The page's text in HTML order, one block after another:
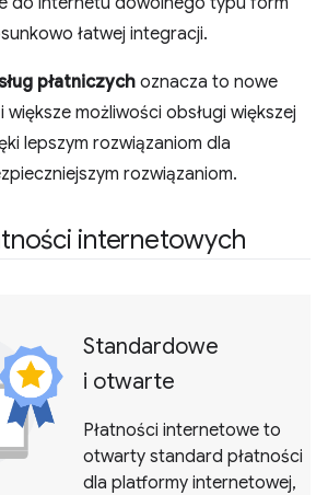
łatwej integracji.
płatniczych oznacza to nowe
możliwości obsługi większej
lepszym rozwiązaniom dla
rozwiązaniom.
internetowych
Standardowe
i otwarte
Płatności internetowe to
otwarty standard płatności
dla platformy internetowej,